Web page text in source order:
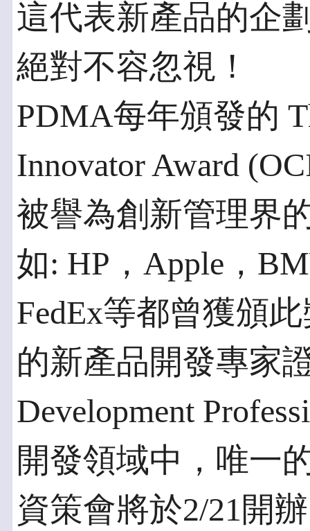
這代表新產品的企
絕對不容忽視！
PDMA每年頒發的
Innovator Award
被譽為創新管理界
如: HP，Apple，
FedEx等都曾獲頒
的新產品開發專家
Development
開發領域中，唯一
資策會將於2/21開